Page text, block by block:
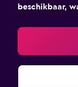
beschikbaar,